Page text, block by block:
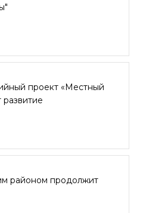
проект «Местный
развитие
районом продолжит